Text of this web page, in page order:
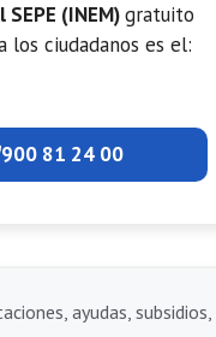
(INEM)gratuito
los ciudadanos es el:
900 81 24 00
ayudas, subsidios,